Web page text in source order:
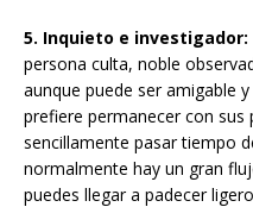
5. Inquieto e investigador:
persona culta, noble
aunque puede ser amigable
prefiere permanecer con sus
sencillamente pasar tiempo
normalmente hay un gran
puedes llegar a padecer